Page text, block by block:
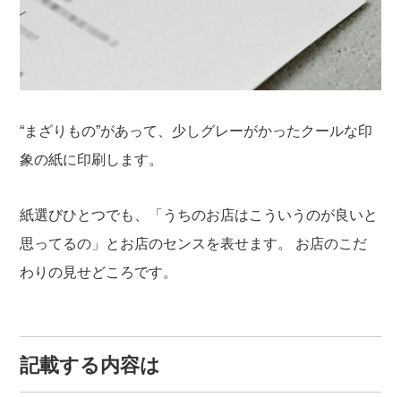
“まざりもの”があって、少しグレーがかったクールな印
象の紙に印刷します。
紙選びひとつでも、「うちのお店はこういうのが良いと
思ってるの」とお店のセンスを表せます。
お店のこだ
わりの見せどころです。
記載する内容は